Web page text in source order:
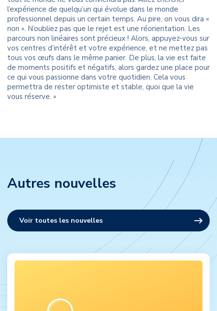
l’expérience de quelqu’un qui évolue dans le monde
professionnel depuis un certain temps. Au pire, on vous dira «
non ». N’oubliez pas que le rejet est une réorientation. Les
parcours non linéaires sont précieux ! Alors, appuyez-vous sur
vos centres d’intérêt et votre expérience, et ne mettez pas
tous vos œufs dans le même panier. De plus, la vie est faite
de moments positifs et négatifs, alors gardez une place pour
ce qui vous passionne dans votre quotidien. Cela vous
permettra de rester optimiste et stable, quoi que la vie
vous réserve. »
Autres nouvelles
Voir toutes les nouvelles